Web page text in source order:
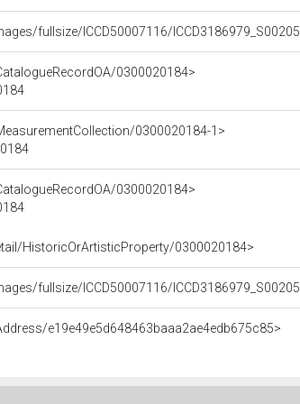
fullsize/ICCD50007116/
0300020184>
0300020184-1>
0300020184>
HistoricOrArtisticProperty/0300020184>
fullsize/ICCD50007116/
e19e49e5d648463baaa2ae4edb675c85>